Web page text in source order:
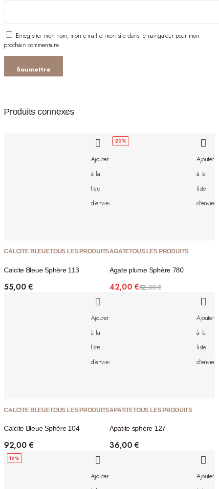
Enregistrer mon nom, mon e-mail et mon site dans le navigateur pour mon
prochain commentaire.
Produits connexes
Ajouter
à la
liste
d'envies
CALCITE BLEUETOUS LES PRODUITS
Calcite Bleue Sphère 113
55,00€
20%
Ajouter
à la
liste
d'envies
AGATETOUS LES PRODUITS
Agate plume Sphère 780
52,00€
42,00€
Ajouter
à la
liste
d'envies
CALCITE BLEUETOUS LES PRODUITS
Calcite Bleue Sphère 104
92,00€
Ajouter
à la
liste
d'envies
APATITETOUS LES PRODUITS
Apatite sphère 127
36,00€
19%
Ajouter
Ajouter